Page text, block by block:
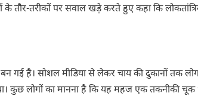
के तौर-तरीकों पर सवाल खड़े करते हुए कहा कि
गई है। सोशल मीडिया से लेकर चाय की दुकानों तक
कुछ लोगों का मानना है कि यह महज एक तकनीकी